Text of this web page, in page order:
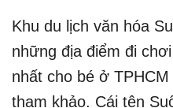
Khu du lịch văn hóa
những địa điểm đi
nhất cho bé ở
tham khảo. Cái tên